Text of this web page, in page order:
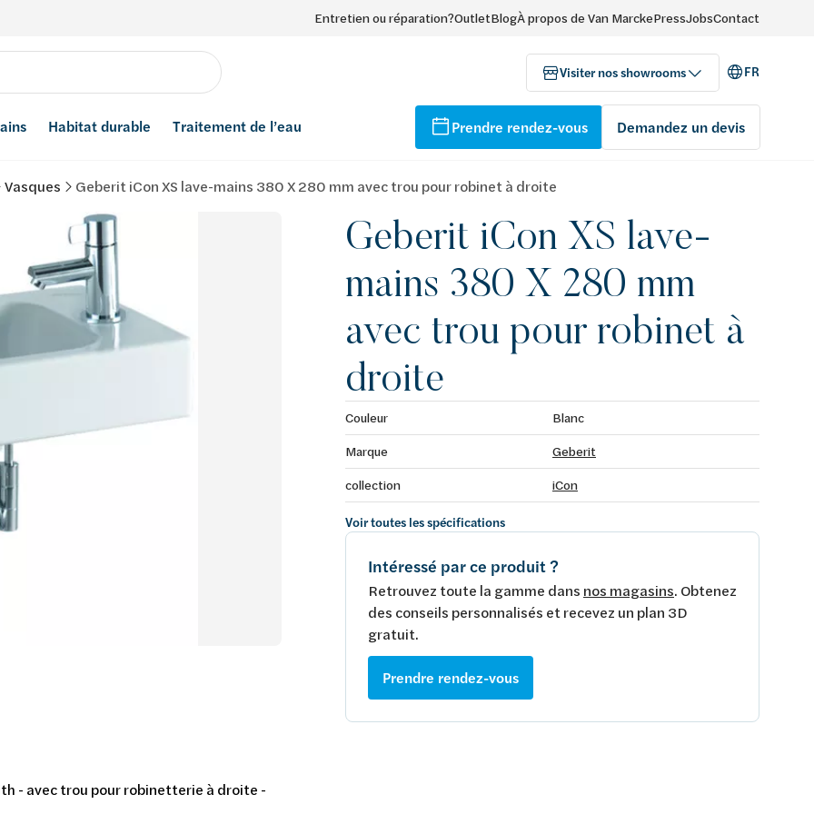
Entretien ou réparation?OutletBlogÀ propos de Van MarckePressJobsContact
Visiter nos showrooms FR
Habitat durable Traitement de l’eau Prendre rendez-vous Demandez un devis
Vasques Geberit iCon XS lave-mains 380 X 280 mm avec trou pour robinet à droite
Geberit iCon XS lave-
mains 380 X 280 mm
avec trou pour robinet à
droite
Couleur
Blanc
Marque
Geberit
collection
iCon
Voir toutes les spécifications
Intéressé par ce produit ?
Retrouvez toute la gamme dans nos magasins. Obtenez
des conseils personnalisés et recevez un plan 3D
gratuit.
Prendre rendez-vous
- avec trou pour robinetterie à droite -